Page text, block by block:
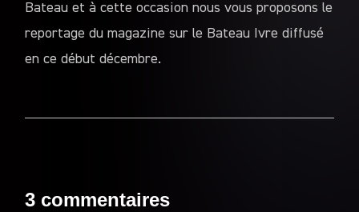
Bateau et à cette occasion nous vous proposons le
reportage du magazine sur le Bateau Ivre diffusé
en ce début décembre.
3 commentaires